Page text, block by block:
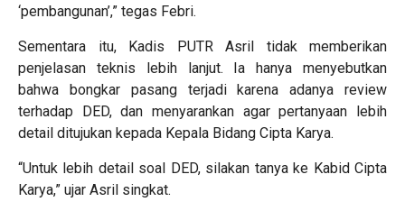
‘pembangunan’,” tegas Febri.
Sementara itu, Kadis PUTR Asril tidak memberikan
penjelasan teknis lebih lanjut. Ia hanya menyebutkan
bahwa bongkar pasang terjadi karena adanya review
terhadap DED, dan menyarankan agar pertanyaan lebih
detail ditujukan kepada Kepala Bidang Cipta Karya.
“Untuk lebih detail soal DED, silakan tanya ke Kabid Cipta
Karya,” ujar Asril singkat.